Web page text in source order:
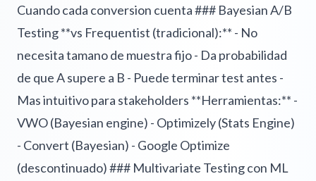
Cuando cada conversion cuenta ### Bayesian A/B
Testing **vs Frequentist (tradicional):** - No
necesita tamano de muestra fijo - Da probabilidad
de que A supere a B - Puede terminar test antes -
Mas intuitivo para stakeholders **Herramientas:** -
VWO (Bayesian engine) - Optimizely (Stats Engine)
- Convert (Bayesian) - Google Optimize
(descontinuado) ### Multivariate Testing con ML